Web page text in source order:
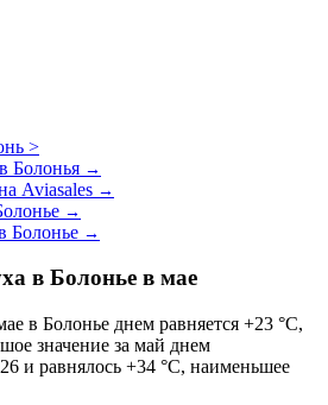
>
Болонья →
Aviasales →
→
Болонье →
в Болонье в мае
в Болонье днем равняется +23 °C,
значение за май днем
и равнялось +34 °C, наименьшее